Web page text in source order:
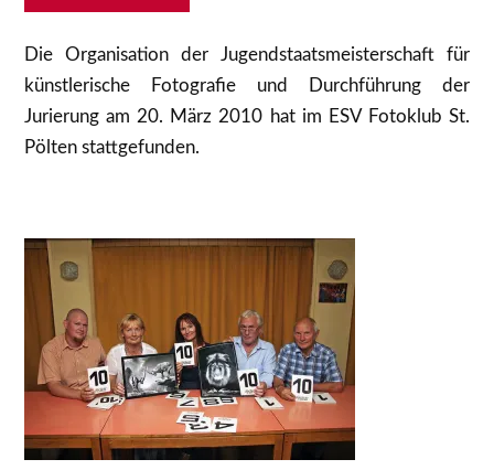
Die Organisation der Jugendstaatsmeisterschaft für
künstlerische Fotografie und Durchführung der
Jurierung am 20. März 2010 hat im ESV Fotoklub St.
Pölten stattgefunden.